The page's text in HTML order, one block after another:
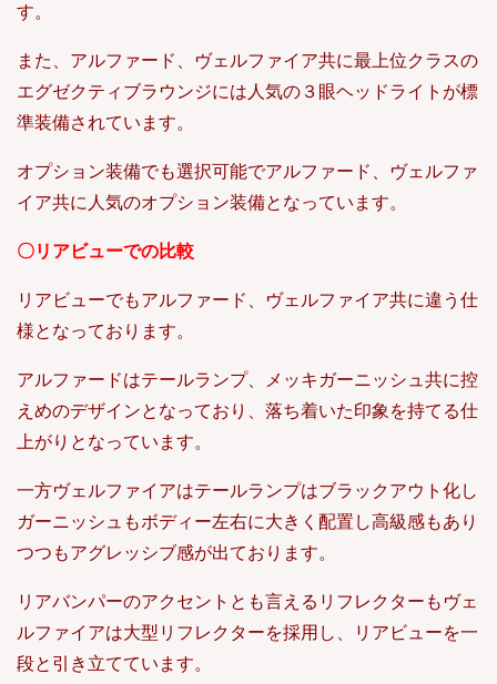
す。
また、アルファード、ヴェルファイア共に最上位クラスの
エグゼクティブラウンジには人気の３眼ヘッドライトが標
準装備されています。
オプション装備でも選択可能でアルファード、ヴェルファ
イア共に人気のオプション装備となっています。
〇リアビューでの比較
リアビューでもアルファード、ヴェルファイア共に違う仕
様となっております。
アルファードはテールランプ、メッキガーニッシュ共に控
えめのデザインとなっており、落ち着いた印象を持てる仕
上がりとなっています。
一方ヴェルファイアはテールランプはブラックアウト化し
ガーニッシュもボディー左右に大きく配置し高級感もあり
つつもアグレッシブ感が出ております。
リアバンパーのアクセントとも言えるリフレクターもヴェ
ルファイアは大型リフレクターを採用し、リアビューを一
段と引き立てています。